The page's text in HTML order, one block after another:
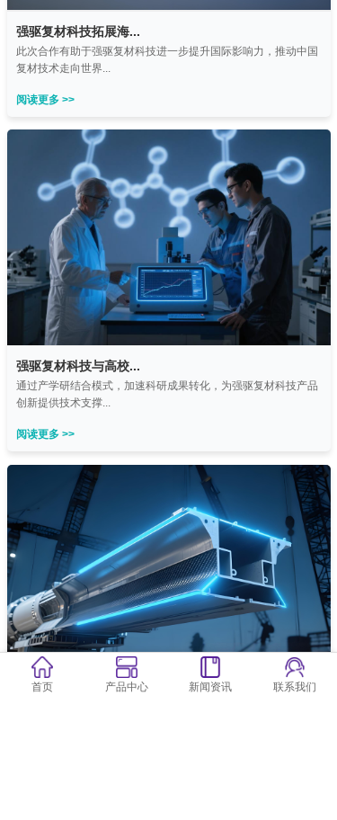
强驱复材科技拓展海...
此次合作有助于强驱复材科技进一步提升国际影响力，推动中国
复材技术走向世界...
阅读更多 >>
强驱复材科技与高校...
通过产学研结合模式，加速科研成果转化，为强驱复材科技产品
创新提供技术支撑...
阅读更多 >>
首页 产品中心 新闻资讯 联系我们